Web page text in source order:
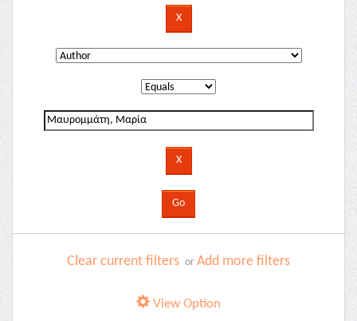
Clear current filters or Add more filters
View Option